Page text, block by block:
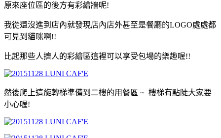
原來座位區的後方有彩繪牆呢!
我從還沒進到店內就發現店內店外甚至是餐廳的LOGO處處都
可見到貓咪啊!!
比起那些人擠人的彩繪區這裡可以享受包場的樂趣喔!!
然後爬上這旋轉梯準備到二樓的用餐區 ~ 樓梯有點陡大家要
小心喔!